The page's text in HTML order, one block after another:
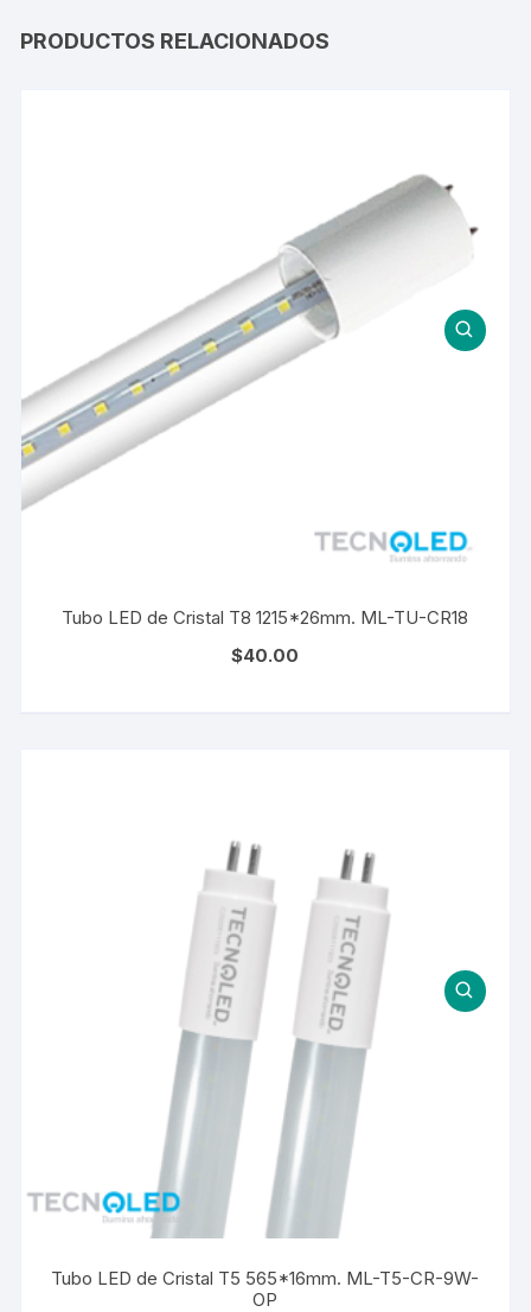
PRODUCTOS RELACIONADOS
Tubo LED de Cristal T8 1215*26mm. ML-TU-CR18
$40.00
Tubo LED de Cristal T5 565*16mm. ML-T5-CR-9W-
OP